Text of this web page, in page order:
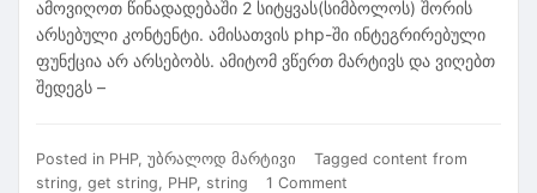
ამოვიღოთ წინადადებაში 2 სიტყვას(სიმბოლოს) შორის
არსებული კონტენტი. ამისათვის php-ში ინტეგრირებული
ფუნქცია არ არსებობს. ამიტომ ვწერთ მარტივს და ვიღებთ
შედეგს –
Posted in PHP, უბრალოდ მარტივი Tagged content from
string, get string, PHP, string 1 Comment